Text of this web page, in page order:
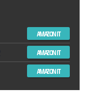
AMAZON IT
AMAZON IT
AMAZON IT